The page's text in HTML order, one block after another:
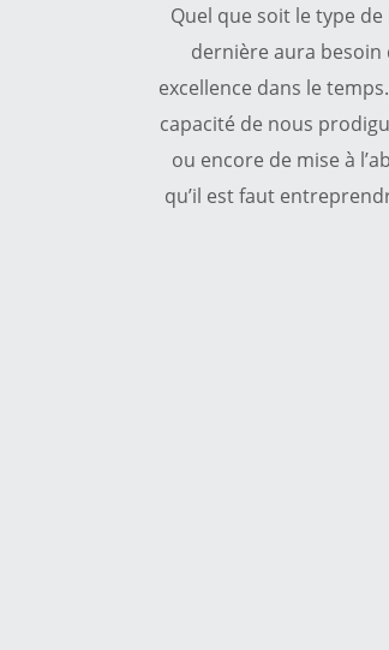
Quel que soit le type
dernière aura
excellence dans le
capacité de nous
ou encore de mise à
qu’il est faut